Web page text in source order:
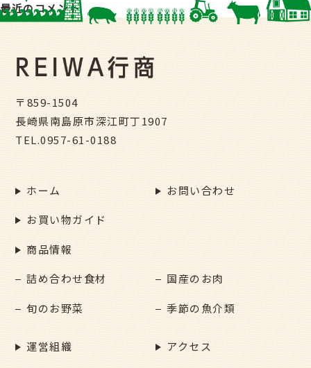
最近のコメント
〒859-1504
長崎県南島原市深江町丁1907
TEL.0957-61-0188
ホーム お問い合わせ
お買い物ガイド
商品情報
詰め合わせ食材 国産のお肉
旬のお野菜 季節の魚介類
運営組織 アクセス